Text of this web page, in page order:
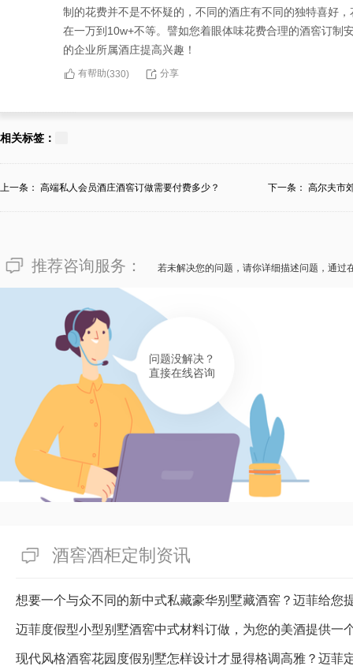
制的花费并不是不怀疑的，不同的酒庄有不同的独特喜好
在一万到10w+不等。譬如您着眼体味花费合理的酒窖订制
的企业所属酒庄提高兴趣！
有帮助(330) 分享
180****7702
无论花费高低，您都会获致高品质的服务和圆满的成效！
185****2984
酒庄酒窖的独特喜好，涉及了订制或安装酒窖时的采取素
安装公司，不但有筹备从订制设计到安装的一整套服务，
有帮助(330
相关标签：
上一条： 高端私人会员酒庄酒窖订做需要付费多少？ 下一条： 高尔夫市
推荐咨询服务： 若未解决您的问题，请你详细描述问题，通过
问题没解决？
直接在线咨询
酒窖酒柜定制资讯
想要一个与众不同的新中式私藏豪华别墅藏酒窖？迈菲给您
迈菲度假型小型别墅酒窖中式材料订做，为您的美酒提供一